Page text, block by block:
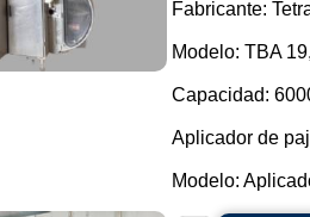
Fabricante:
Modelo: TBA
Capacidad:
Aplicador de
Modelo: